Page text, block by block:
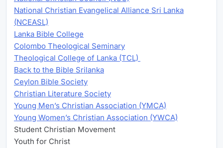
National Christian Evangelical Alliance Sri Lanka
(NCEASL)
Lanka Bible College
Colombo Theological Seminary
Theological College of Lanka (TCL)
Back to the Bible Srilanka
Ceylon Bible Society
Christian Literature Society
Young Men’s Christian Association (YMCA)
Young Women’s Christian Association (YWCA)
Student Christian Movement
Youth for Christ